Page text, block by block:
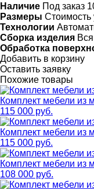
Наличие Под заказ
Размеры Стоимость
Технологии
Сборка изделия
Обработка
Добавить в корзину
Оставить заявку
Похожие товары
Комплект мебели из
115 000 руб.
Комплект мебели из
115 000 руб.
Комплект мебели из
108 000 руб.